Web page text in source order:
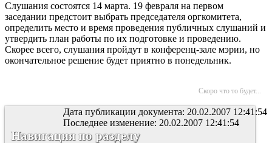
Слушания состоятся 14 марта. 19 февраля на первом
заседании предстоит выбрать председателя оргкомитета,
определить место и время проведения публичных слушаний и
утвердить план работы по их подготовке и проведению.
Скорее всего, слушания пройдут в конференц-зале мэрии, но
окончательное решение будет приятно в понедельник.
Скоро что то будет...
Дата публикации документа: 20.02.2007 12:41:54
Последнее изменение: 20.02.2007 12:41:54
Навигация по разделу